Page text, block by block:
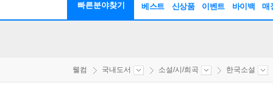
빠른분야찾기 베스트 신상품 이벤트 바이백 매
웰컴 국내도서 소설/시/희곡 한국소설